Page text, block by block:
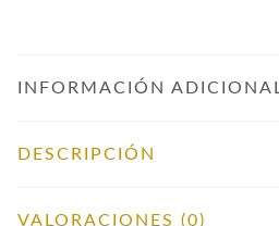
INFORMACIÓN
DESCRIPCIÓN
VALORACIONES (0)